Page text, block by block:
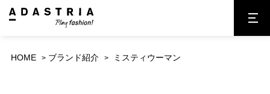
HOME ブランド紹介 ミスティウーマン